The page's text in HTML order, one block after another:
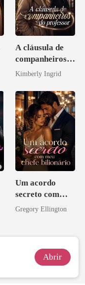
A cláusula de
companheiros
do professor
Kimberly Ingrid
Um acordo
secreto com
meu chefe
Gregory Ellington
Abrir